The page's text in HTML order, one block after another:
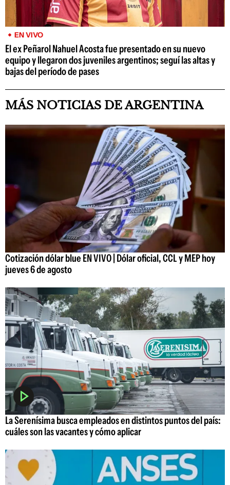
EN VIVO
El ex Peñarol Nahuel Acosta fue presentado en su nuevo
equipo y llegaron dos juveniles argentinos; seguí las altas y
bajas del período de pases
MÁS NOTICIAS DE ARGENTINA
Cotización dólar blue EN VIVO | Dólar oficial, CCL y MEP hoy
jueves 6 de agosto
La Serenísima busca empleados en distintos puntos del país:
cuáles son las vacantes y cómo aplicar